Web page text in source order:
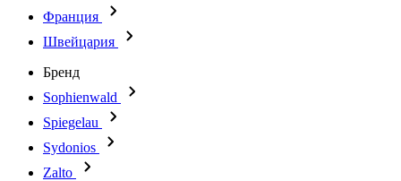
Франция
Швейцария
Бренд
Sophienwald
Spiegelau
Sydonios
Zalto